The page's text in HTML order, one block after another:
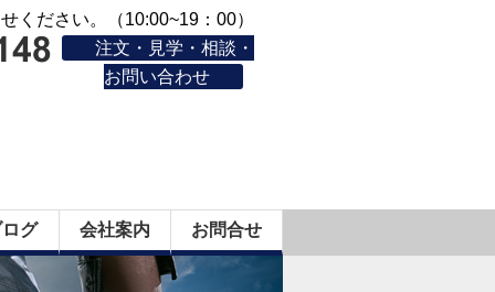
ください。（10:00~19：00）
注文・見学・相談・
お問い合わせ
グ 会社案内 お問合せ